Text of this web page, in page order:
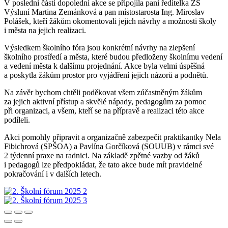
V poslední části dopolední akce se připojila paní ředitelka ZŠ
Výsluní Martina Zemánková a pan místostarosta Ing. Miroslav
Polášek, kteří žákům okomentovali jejich návrhy a možnosti školy
i města na jejich realizaci.
Výsledkem školního fóra jsou konkrétní návrhy na zlepšení
školního prostředí a města, které budou předloženy školnímu vedení
a vedení města k dalšímu projednání. Akce byla velmi úspěšná
a poskytla žákům prostor pro vyjádření jejich názorů a podnětů.
Na závěr bychom chtěli poděkovat všem zúčastněným žákům
za jejich aktivní přístup a skvělé nápady, pedagogům za pomoc
při organizaci, a všem, kteří se na přípravě a realizaci této akce
podíleli.
Akci pomohly připravit a organizačně zabezpečit praktikantky Nela
Fibichrová (SPŠOA) a Pavlína Gorčíková (SOUUB) v rámci své
2 týdenní praxe na radnici. Na základě zpětné vazby od žáků
i pedagogů lze předpokládat, že tato akce bude mít pravidelné
pokračování i v dalších letech.